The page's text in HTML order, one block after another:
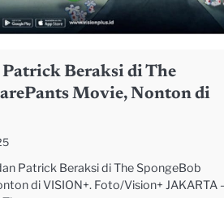
Patrick Beraksi di The
Movie, Nonton di
Patrick Beraksi di The SpongeBob
di VISION+. Foto/Vision+ JAKARTA